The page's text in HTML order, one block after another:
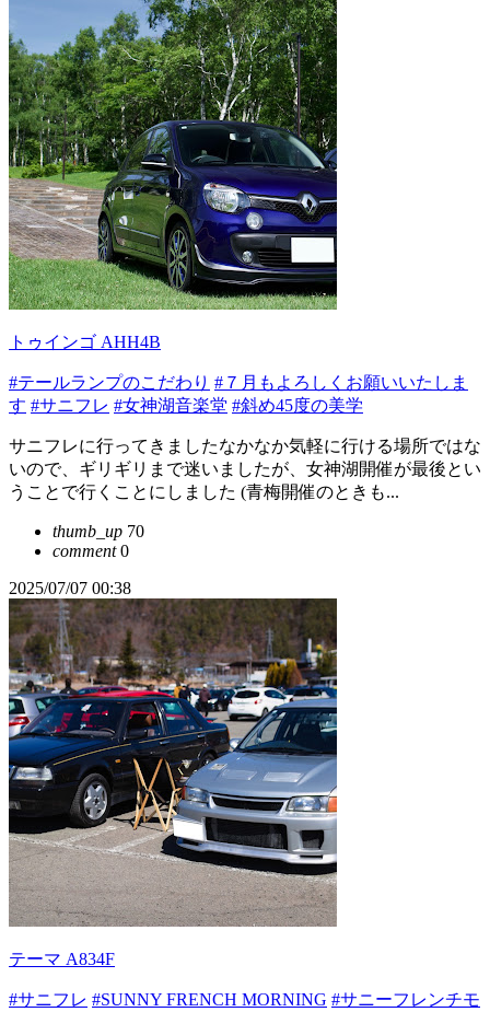
トゥインゴ AHH4B
#テールランプのこだわり #７月もよろしくお願いいたしま
す #サニフレ #女神湖音楽堂 #斜め45度の美学
サニフレに行ってきましたなかなか気軽に行ける場所ではな
いので、ギリギリまで迷いましたが、女神湖開催が最後とい
うことで行くことにしました (青梅開催のときも...
thumb_up 70
comment0
2025/07/07 00:38
テーマ A834F
#サニフレ #SUNNY FRENCH MORNING #サニーフレンチモ